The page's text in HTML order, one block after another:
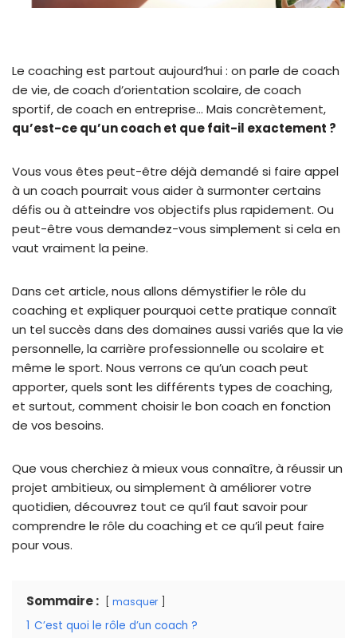
Le coaching est partout aujourd’hui : on parle de coach
de vie, de coach d’orientation scolaire, de coach
sportif, de coach en entreprise… Mais concrètement,
qu’est-ce qu’un coach et que fait-il exactement ?
Vous vous êtes peut-être déjà demandé si faire appel
à un coach pourrait vous aider à surmonter certains
défis ou à atteindre vos objectifs plus rapidement. Ou
peut-être vous demandez-vous simplement si cela en
vaut vraiment la peine.
Dans cet article, nous allons démystifier le rôle du
coaching et expliquer pourquoi cette pratique connaît
un tel succès dans des domaines aussi variés que la vie
personnelle, la carrière professionnelle ou scolaire et
même le sport. Nous verrons ce qu’un coach peut
apporter, quels sont les différents types de coaching,
et surtout, comment choisir le bon coach en fonction
de vos besoins.
Que vous cherchiez à mieux vous connaître, à réussir un
projet ambitieux, ou simplement à améliorer votre
quotidien, découvrez tout ce qu’il faut savoir pour
comprendre le rôle du coaching et ce qu’il peut faire
pour vous.
Sommaire : masquer
1 C’est quoi le rôle d’un coach ?